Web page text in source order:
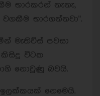
භාරකරන් නැනැ,
භාරගන්නවා".
මැතිව්ස් පවසා
කිසිදු විටක
නොවුණු බවයි.
ඉලක්කයක් නෙමෙයි.